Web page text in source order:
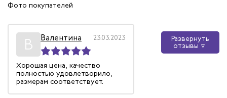
Фото покупателей
В Валентина 23.03.2023
Хорошая цена, качество
полностью удовлетворило,
размерам соответствует.
Развернуть
отзывы